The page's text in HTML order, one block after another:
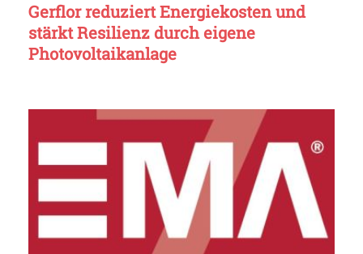
Gerflor reduziert Energiekosten und
stärkt Resilienz durch eigene
Photovoltaikanlage